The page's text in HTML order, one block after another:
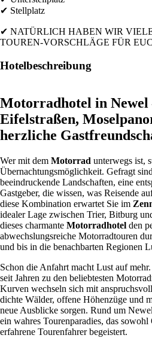
✔ Stellplatz
✔ NATÜRLICH HABEN WIR
TOUREN-VORSCHLÄGE FÜR
Hotelbeschreibung
Motorradhotel in
Eifelstraßen,
herzliche
Wer mit dem Motorrad unterwegs ist,
Übernachtungsmöglichkeit. Gefragt
beeindruckende Landschaften, eine
Gastgeber, die wissen, was Reisende
diese Kombination erwartet Sie im
idealer Lage zwischen Trier, Bitburg
dieses charmante Motorradhotel den
abwechslungsreiche Motorradtouren
und bis in die benachbarten Regionen
Schon die Anfahrt macht Lust auf
seit Jahren zu den beliebtesten
Kurven wechseln sich mit
dichte Wälder, offene Höhenzüge und
neue Ausblicke sorgen. Rund um
ein wahres Tourenparadies, das sowohl
erfahrene Tourenfahrer begeistert.